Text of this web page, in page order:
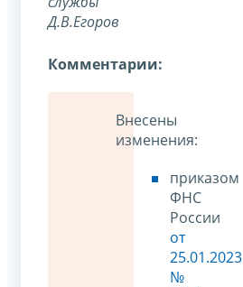
Д.В.Егоров
Комментарии:
Внесены
изменения:
приказом
ФНС
России
от
25.01.2023
№